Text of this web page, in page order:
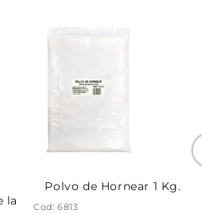
la
Polvo de Hornear 1 Kg.
Cod: 6813